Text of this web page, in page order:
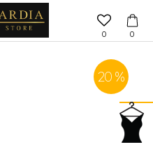
0
0
20 %